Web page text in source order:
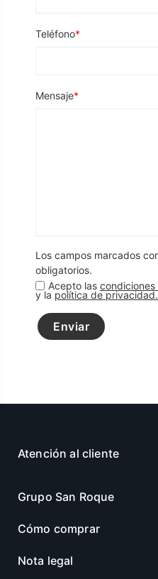
Teléfono
Mensaje
Los campos marcados
obligatorios.
Acepto las
y la política de privacidad.
Enviar
Atención al cliente
Grupo San Roque
Cómo comprar
Nota legal